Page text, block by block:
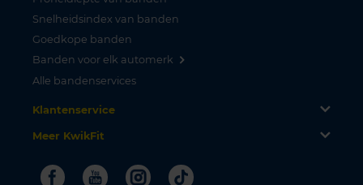
Snelheidsindex van banden
Goedkope banden
Banden voor elk automerk
Alle bandenservices
Klantenservice
Meer KwikFit
FacebookYoutubeInstagram
Tiktok